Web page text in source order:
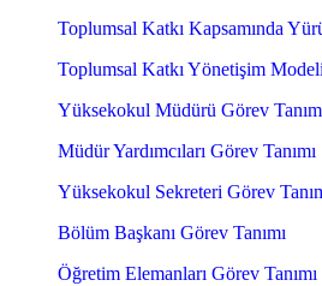
Toplumsal Katkı Kapsamında
Toplumsal Katkı Yönetişim Modeli
Yüksekokul Müdürü Görev
Müdür Yardımcıları Görev Tanımı
Yüksekokul Sekreteri Görev
Bölüm Başkanı Görev Tanımı
Öğretim Elemanları Görev Tanımı